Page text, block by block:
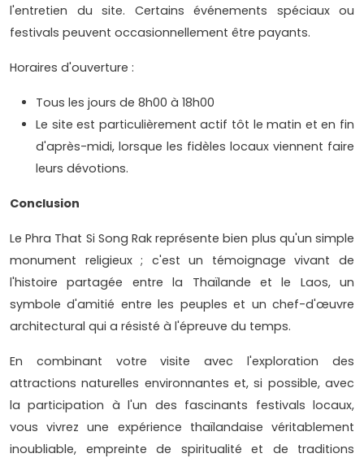
l'entretien du site. Certains événements spéciaux ou
festivals peuvent occasionnellement être payants.
Horaires d'ouverture :
Tous les jours de 8h00 à 18h00
Le site est particulièrement actif tôt le matin et en fin
d'après-midi, lorsque les fidèles locaux viennent faire
leurs dévotions.
Conclusion
Le Phra That Si Song Rak représente bien plus qu'un simple
monument religieux ; c'est un témoignage vivant de
l'histoire partagée entre la Thaïlande et le Laos, un
symbole d'amitié entre les peuples et un chef-d'œuvre
architectural qui a résisté à l'épreuve du temps.
En combinant votre visite avec l'exploration des
attractions naturelles environnantes et, si possible, avec
la participation à l'un des fascinants festivals locaux,
vous vivrez une expérience thaïlandaise véritablement
inoubliable, empreinte de spiritualité et de traditions